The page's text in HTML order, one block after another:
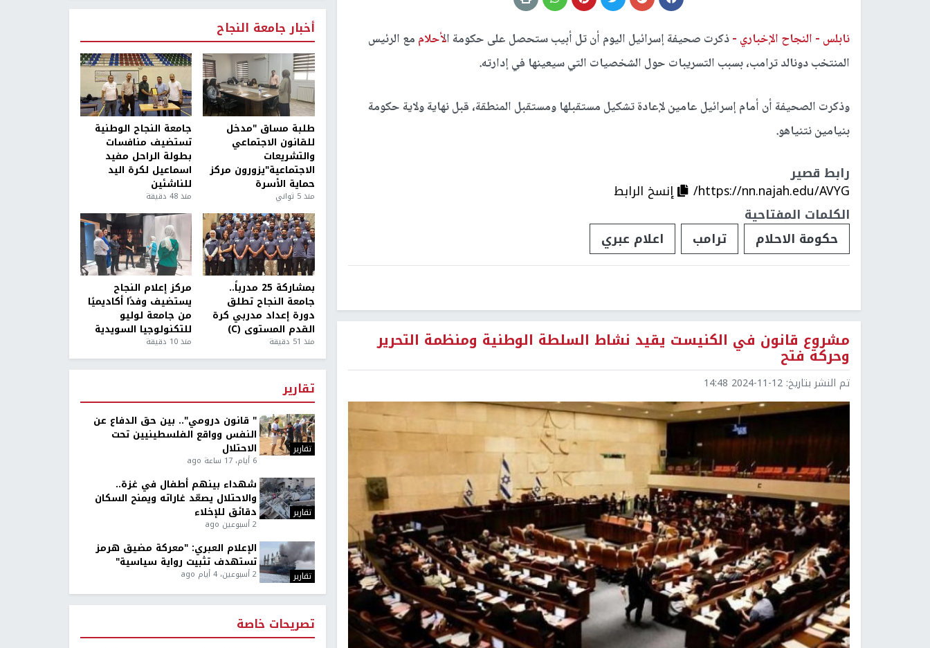
نابلس - النجاح الإخباري -ذكرت صحيفة إسرائيل اليوم أن تل أبيب ستحصل على حكومة الأحلام مع الرئيس
المنتخب دونالد ترامب، بسبب التسريبات حول الشخصيات التي سيعينها في إدارته.
وذكرت الصحيفة أن أمام إسرائيل عامين لإعادة تشكيل مستقبلها ومستقبل المنطقة، قبل نهاية ولاية حكومة
بنيامين نتنياهو.
رابط قصير
https://nn.najah.edu/AVYG/
إنسخ الرابط
الكلمات المفتاحية
حكومة الاحلام
ترامب اعلام عبري
مشروع قانون في الكنيست يقيد نشاط السلطة الوطنية ومنظمة التحرير
وحركة فتح
تم النشر بتاريخ: 2024-11-12 14:48
أخبار جامعة النجاح
طلبة مساق "مدخل
للقانون الاجتماعي
والتشريعات
الاجتماعية"يزورون مركز
حماية الأسرة
منذ 5 ثواني
جامعة النجاح الوطنية
تستضيف منافسات
بطولة الراحل مفيد
اسماعيل لكرة اليد
للناشئين
منذ 48 دقيقة
بمشاركة 25 مدرباً..
جامعة النجاح تطلق
دورة إعداد مدربي كرة
القدم المستوى (C)
منذ 51 دقيقة
مركز إعلام النجاح
يستضيف وفدًا أكاديميًا
من جامعة لوليو
للتكنولوجيا السويدية
منذ 10 دقيقة
تقارير
تقارير
" قانون درومي".. بين حق الدفاع عن
النفس وواقع الفلسطينيين تحت
الاحتلال
6 أيام، 17 ساعة ago
تقارير
شهداء بينهم أطفال في غزة..
والاحتلال يصعّد غاراته ويمنح السكان
دقائق للإخلاء
2 أسبوعين ago
تقارير
الإعلام العبري: "معركة مضيق هرمز
تستهدف تثبيت رواية سياسية"
2 أسبوعين، 4 أيام ago
تصريحات خاصة